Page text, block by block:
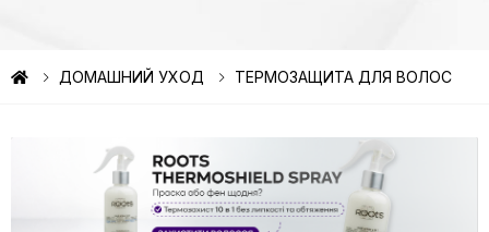
ДОМАШНИЙ УХОД ТЕРМОЗАЩИТА ДЛЯ ВОЛОС